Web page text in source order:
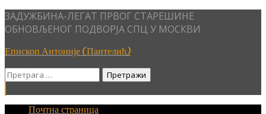
Skip
to
ЗАДУЖБИНА-ЛЕГАТ ПРВОГ СТАРЕШИНЕ
ОБНОВЉЕНОГ ПОДВОРЈА СПЦ У МОСКВИ
Епископ Антоније (Пантелић)
Претрага
Почтна страница